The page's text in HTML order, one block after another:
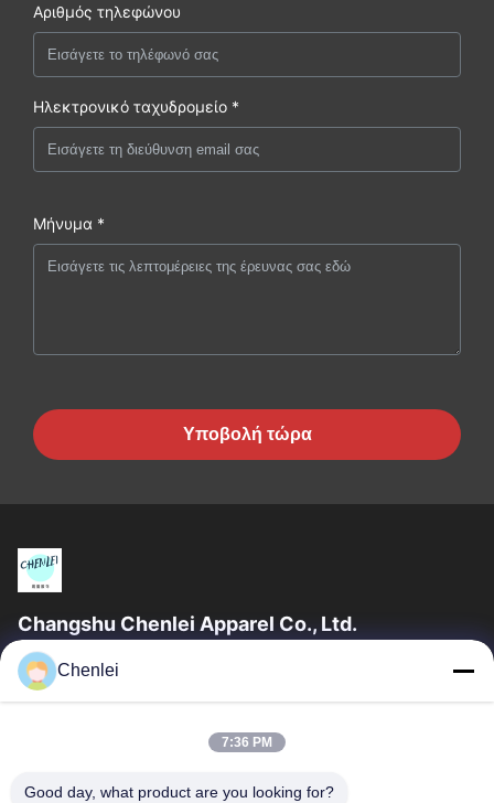
Αριθμός τηλεφώνου
Ηλεκτρονικό ταχυδρομείο *
Μήνυμα *
Υποβολή τώρα
Changshu Chenlei Apparel Co., Ltd.
CHANGSHU CHENLEI APPAREL CO., LTD Το εργοστάσιό μας
ιδρύθηκε το 2011, βρίσκεται στην πόλη Suzhou, επαρχία
Γρήγορες Συνδέσεις
Αρχική Σελίδα Προϊόντα
Chenlei
7:36 PM
Good day, what product are you looking for?